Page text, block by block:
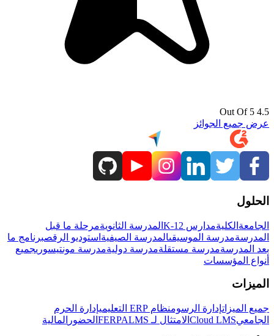
4.5 Out Of 5
عرض جميع الجوائز
الحلول
الجامعة الكليةمدارس K-12 المدرسة الثانويةمرحلة ما قبل
المدرسةمدرسة الموسيقىالمدرسة الصيفية استوديو الرقصبرنامج ما
بعد المدرسةمدرسة مستقلةمدرسة دوليةمدرسة مونتيسوريجميع
أنواع المؤسسات
الميزات
جميع الميزاتإدارة الرسومنظام ERP التعليمي
إدارة الحرم
الجامعيCloud LMS الامتثال لـ FERPA LMS الحضور المالية